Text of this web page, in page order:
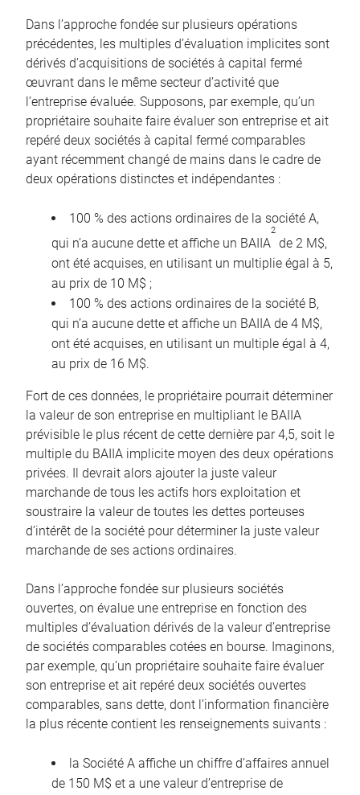
Dans l’approche fondée sur plusieurs opérations
précédentes, les multiples d’évaluation implicites sont
dérivés d’acquisitions de sociétés à capital fermé
œuvrant dans le même secteur d’activité que
l’entreprise évaluée. Supposons, par exemple, qu’un
propriétaire souhaite faire évaluer son entreprise et ait
repéré deux sociétés à capital fermé comparables
ayant récemment changé de mains dans le cadre de
deux opérations distinctes et indépendantes :
100 % des actions ordinaires de la société A,
qui n’a aucune dette et affiche un BAIIA
2
de 2 M$,
ont été acquises, en utilisant un multiplie égal à 5,
au prix de 10 M$ ;
100 % des actions ordinaires de la société B,
qui n’a aucune dette et affiche un BAIIA de 4 M$,
ont été acquises, en utilisant un multiple égal à 4,
au prix de 16 M$.
Fort de ces données, le propriétaire pourrait déterminer
la valeur de son entreprise en multipliant le BAIIA
prévisible le plus récent de cette dernière par 4,5, soit le
multiple du BAIIA implicite moyen des deux opérations
privées. Il devrait alors ajouter la juste valeur
marchande de tous les actifs hors exploitation et
soustraire la valeur de toutes les dettes porteuses
d’intérêt de la société pour déterminer la juste valeur
marchande de ses actions ordinaires.
Dans l’approche fondée sur plusieurs sociétés
ouvertes, on évalue une entreprise en fonction des
multiples d’évaluation dérivés de la valeur d’entreprise
de sociétés comparables cotées en bourse. Imaginons,
par exemple, qu’un propriétaire souhaite faire évaluer
son entreprise et ait repéré deux sociétés ouvertes
comparables, sans dette, dont l’information financière
la plus récente contient les renseignements suivants :
la Société A affiche un chiffre d’affaires annuel
de 150 M$ et a une valeur d’entreprise de